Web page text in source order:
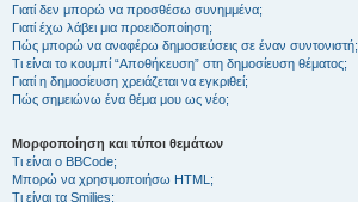
Γιατί δεν μπορώ να προσθέσω συνημμένα;
Γιατί έχω λάβει μια προειδοποίηση;
Πώς μπορώ να αναφέρω δημοσιεύσεις σε έναν συντονιστή;
Τι είναι το κουμπί “Αποθήκευση” στη δημοσίευση θέματος;
Γιατί η δημοσίευση χρειάζεται να εγκριθεί;
Πώς σημειώνω ένα θέμα μου ως νέο;
Μορφοποίηση και τύποι θεμάτων
Τι είναι ο BBCode;
Μπορώ να χρησιμοποιήσω HTML;
Τι είναι τα Smilies;